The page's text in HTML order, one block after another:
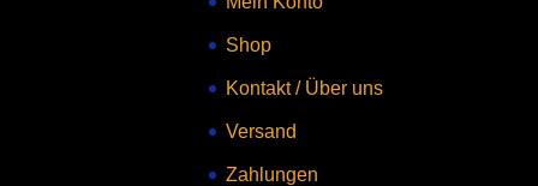
Shop
Kontakt/ Über uns
Versand
Zahlungen